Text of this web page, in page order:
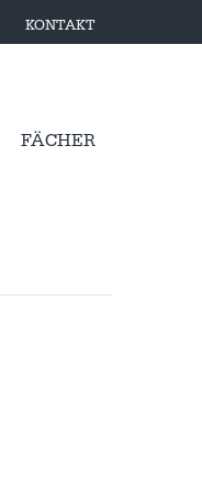
KONTAKT
FÄCHER